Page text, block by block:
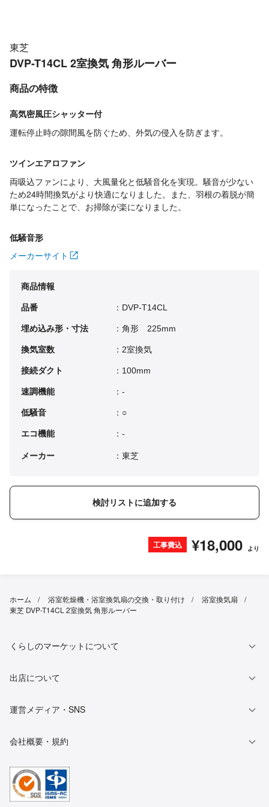
東芝
DVP-T14CL 2室換気 角形ルーバー
商品の特徴
高気密風圧シャッター付
運転停止時の隙間風を防ぐため、外気の侵入を防ぎます。
ツインエアロファン
両吸込ファンにより、大風量化と低騒音化を実現。騒音が少ない
ため24時間換気がより快適になりました。また、羽根の着脱が簡
単になったことで、お掃除が楽になりました。
低騒音形
メーカーサイト
商品情報
品番 ：DVP-T14CL
埋め込み形・寸法 ：角形 225mm
換気室数 ：2室換気
接続ダクト ：100mm
速調機能 ：-
低騒音 ：○
エコ機能 ：-
メーカー ：東芝
検討リストに追加する
工事費込 ¥18,000 より
ホーム 浴室乾燥機・浴室換気扇の交換・取り付け
浴室換気扇
東芝 DVP-T14CL 2室換気 角形ルーバー
くらしのマーケットについて
出店について
運営メディア・SNS
会社概要・規約